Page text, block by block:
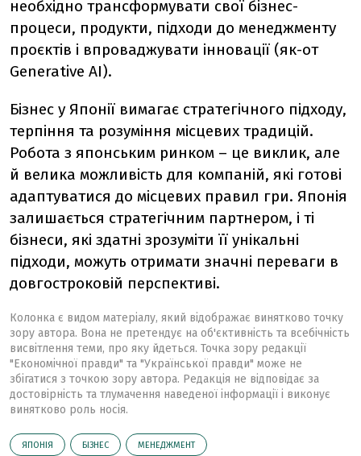
необхідно трансформувати свої бізнес-
процеси, продукти, підходи до менеджменту
проєктів і впроваджувати інновації (як-от
Generative AI).
Бізнес у Японії вимагає стратегічного підходу,
терпіння та розуміння місцевих традицій.
Робота з японським ринком – це виклик, але
й велика можливість для компаній, які готові
адаптуватися до місцевих правил гри. Японія
залишається стратегічним партнером, і ті
бізнеси, які здатні зрозуміти її унікальні
підходи, можуть отримати значні переваги в
довгостроковій перспективі.
Колонка є видом матеріалу, який відображає винятково точку
зору автора. Вона не претендує на об'єктивність та всебічність
висвітлення теми, про яку йдеться. Точка зору редакції
"Економічної правди" та "Української правди" може не
збігатися з точкою зору автора. Редакція не відповідає за
достовірність та тлумачення наведеної інформації і виконує
винятково роль носія.
ЯПОНІЯ БІЗНЕС МЕНЕДЖМЕНТ